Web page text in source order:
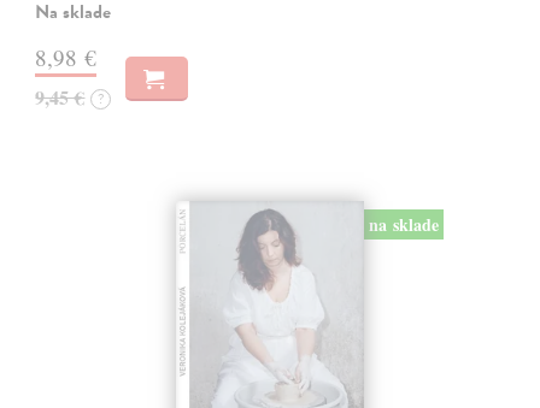
Na sklade
8,98 €
9,45 € ?
na sklade